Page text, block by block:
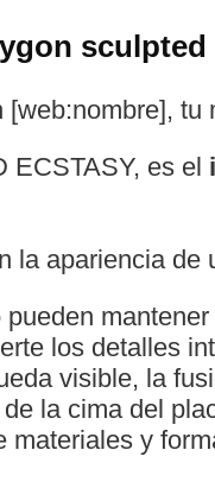
sculpted
ECSTASY, es el
la apariencia
los detalles
visible, la
la cima del
materiales y